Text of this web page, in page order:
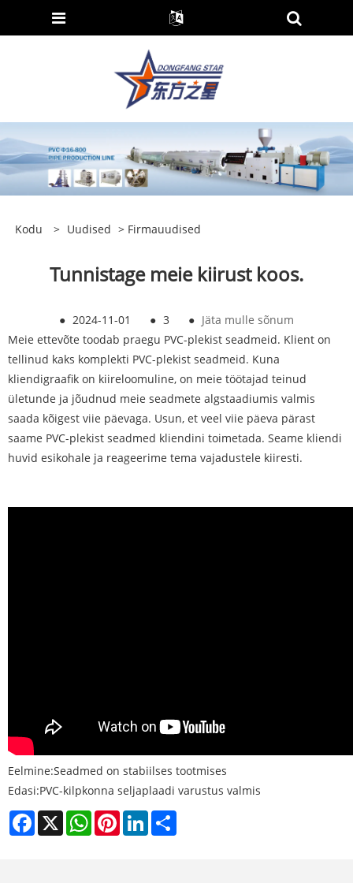
Kodu > Uudised > Firmauudised
Tunnistage meie kiirust koos.
● 2024-11-01 ● 3 ● Jäta mulle sõnum
Meie ettevõte toodab praegu PVC-plekist seadmeid. Klient on
tellinud kaks komplekti PVC-plekist seadmeid. Kuna
kliendigraafik on kiireloomuline, on meie töötajad teinud
ületunde ja jõudnud meie seadmete algstaadiumis valmis
saada kõigest viie päevaga. Usun, et veel viie päeva pärast
saame PVC-plekist seadmed kliendini toimetada. Seame kliendi
huvid esikohale ja reageerime tema vajadustele kiiresti.
Eelmine:Seadmed on stabiilses tootmises
Edasi:PVC-kilpkonna seljaplaadi varustus valmis
Facebook
X WhatsAppPinterestLinkedIn